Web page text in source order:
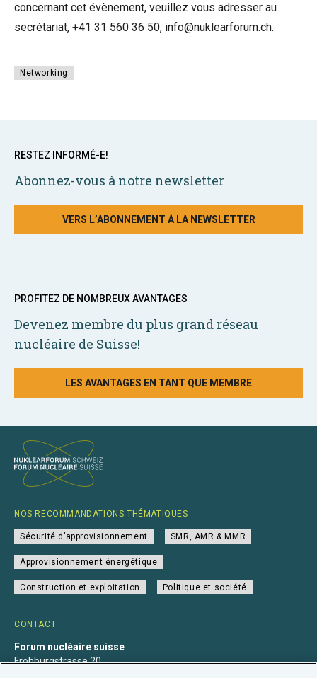
concernant cet évènement, veuillez vous adresser au
secrétariat, +41 31 560 36 50, info@nuklearforum.ch.
Networking
RESTEZ INFORMÉ-E!
Abonnez-vous à notre newsletter
VERS L’ABONNEMENT À LA NEWSLETTER
PROFITEZ DE NOMBREUX AVANTAGES
Devenez membre du plus grand réseau
nucléaire de Suisse!
LES AVANTAGES EN TANT QUE MEMBRE
CONTACT
Forum nucléaire suisse
Frohburgstrasse 20
NOS RECOMMANDATIONS THÉMATIQUES
Sécurité d’approvisionnement SMR, AMR & MMR
Approvisionnement énergétique
Construction et exploitation Politique et société